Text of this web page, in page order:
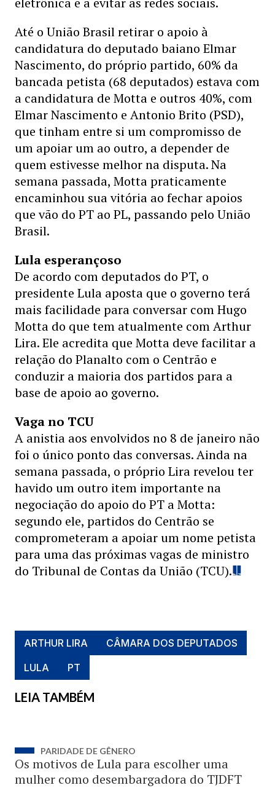
Até o União Brasil retirar o apoio à
candidatura do deputado baiano Elmar
Nascimento, do próprio partido, 60% da
bancada petista (68 deputados) estava com
a candidatura de Motta e outros 40%, com
Elmar Nascimento e Antonio Brito (PSD),
que tinham entre si um compromisso de
um apoiar um ao outro, a depender de
quem estivesse melhor na disputa. Na
semana passada, Motta praticamente
encaminhou sua vitória ao fechar apoios
que vão do PT ao PL, passando pelo União
Brasil.
Lula esperançoso
De acordo com deputados do PT, o
presidente Lula aposta que o governo terá
mais facilidade para conversar com Hugo
Motta do que tem atualmente com Arthur
Lira. Ele acredita que Motta deve facilitar a
relação do Planalto com o Centrão e
conduzir a maioria dos partidos para a
base de apoio ao governo.
Vaga no TCU
A anistia aos envolvidos no 8 de janeiro não
foi o único ponto das conversas. Ainda na
semana passada, o próprio Lira revelou ter
havido um outro item importante na
negociação do apoio do PT a Motta:
segundo ele, partidos do Centrão se
comprometeram a apoiar um nome petista
para uma das próximas vagas de ministro
do Tribunal de Contas da União (TCU).
ARTHUR LIRA
CÂMARA DOS DEPUTADOS
LULA
PT
LEIA TAMBÉM
PARIDADE DE GÊNERO
Os motivos de Lula para escolher uma
mulher como desembargadora do TJDFT